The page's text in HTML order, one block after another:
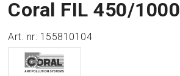
Tips & guider
Coral FIL 450/1000
Art. nr: 155810104